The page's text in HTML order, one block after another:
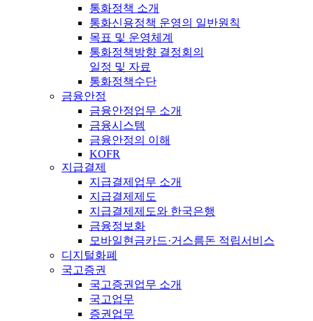
통화정책 소개
통화신용정책 운영의 일반원칙
목표 및 운영체계
통화정책방향 결정회의
일정 및 자료
통화정책수단
금융안정
금융안정업무 소개
금융시스템
금융안정의 이해
KOFR
지급결제
지급결제업무 소개
지급결제제도
지급결제제도와 한국은행
금융정보화
모바일현금카드·거스름돈 적립서비스
디지털화폐
국고증권
국고증권업무 소개
국고업무
증권업무